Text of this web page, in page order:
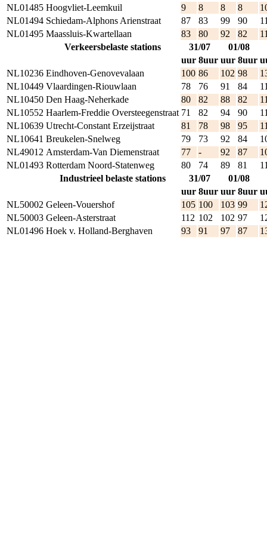
NL01485 Hoogvliet-Leemkuil 9 8 8 8
NL01494 Schiedam-Alphons Arienstraat 87 83 99 90
NL01495 Maassluis-Kwartellaan 83 80 92 82
Verkeersbelaste stations
31/07
01/08
uur 8uur uur 8uur
NL10236 Eindhoven-Genovevalaan 100 86 102 98
NL10449 Vlaardingen-Riouwlaan 78 76 91 84
NL10450 Den Haag-Neherkade 80 82 88 82
NL10552 Haarlem-Freddie Oversteegenstraat 71 82 94 90
NL10639 Utrecht-Constant Erzeijstraat 81 78 98 95
NL10641 Breukelen-Snelweg 79 73 92 84
NL49012 Amsterdam-Van Diemenstraat 77 - 92 87
NL01493 Rotterdam Noord-Statenweg 80 74 89 81
Industrieel belaste stations
31/07
01/08
uur 8uur uur 8uur
NL50002 Geleen-Vouershof 105 100 103 99
NL50003 Geleen-Asterstraat 112 102 102 97
NL01496 Hoek v. Holland-Berghaven 93 91 97 87